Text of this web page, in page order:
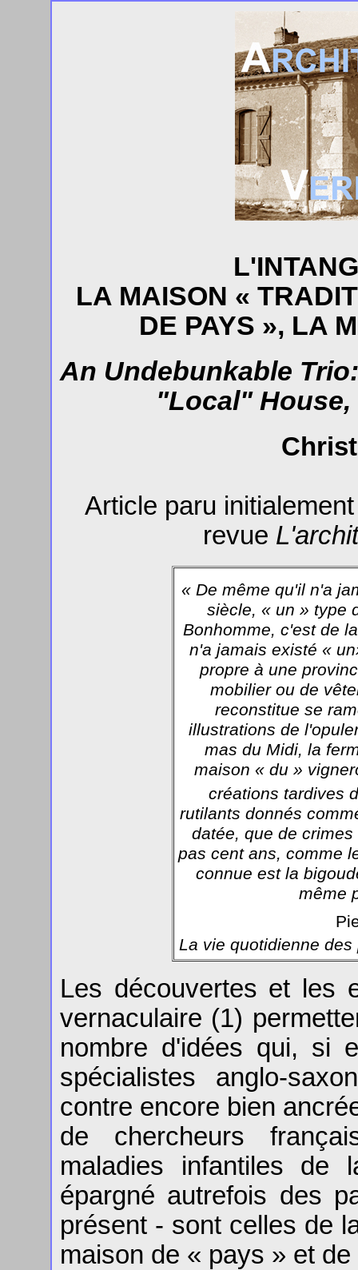
LA MAISON «
DE PAYS », LA
An Undebunkable
"Local"
Article paru
revue
« De même qu'il n'a
siècle, « un » type
Bonhomme, c'est de
n'a jamais existé «
propre à une
mobilier ou de
reconstitue se
illustrations de
mas du Midi, la
maison « du »
créations tardives
rutilants donnés
datée, que de
pas cent ans, comme
connue est la
même
La vie quotidienne
Les découvertes et les
vernaculaire (1)
nombre d'idées qui, si
spécialistes anglo-
contre encore bien
de chercheurs
maladies infantiles de
épargné autrefois des
présent - sont celles de
maison de « pays » et